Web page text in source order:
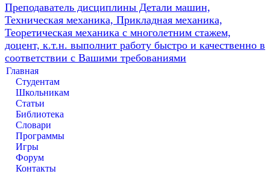
Преподаватель дисциплины Детали машин,
Техническая механика, Прикладная механика,
Теоретическая механика с многолетним стажем,
доцент, к.т.н. выполнит работу быстро и качественно в
соответствии с Вашими требованиями
Главная
Студентам
Школьникам
Статьи
Библиотека
Словари
Программы
Игры
Форум
Контакты